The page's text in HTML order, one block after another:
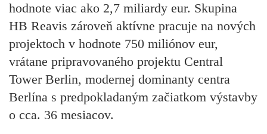
hodnote viac ako 2,7 miliardy eur. Skupina
HB Reavis zároveň aktívne pracuje na nových
projektoch v hodnote 750 miliónov eur,
vrátane pripravovaného projektu Central
Tower Berlin, modernej dominanty centra
Berlína s predpokladaným začiatkom výstavby
o cca. 36 mesiacov.